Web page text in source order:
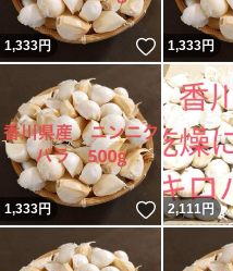
1,333円 いいね！
1,333円
1,333円 いいね！
2,111円